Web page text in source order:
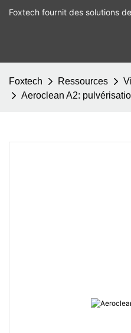
Foxtech fournit des solutions
Foxtech Ressources
Aeroclean A2: